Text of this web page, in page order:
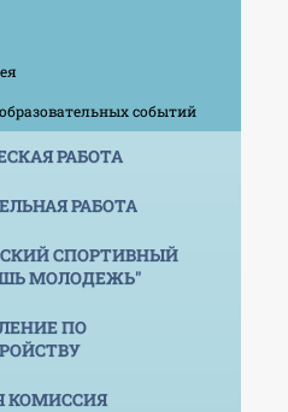
событий
РАБОТА
РАБОТА
СПОРТИВНЫЙ
МОЛОДЕЖЬ"
ПО
КОМИССИЯ